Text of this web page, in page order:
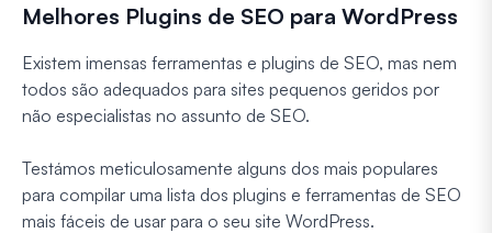
Melhores Plugins de SEO para WordPress
Existem imensas ferramentas e plugins de SEO, mas nem
todos são adequados para sites pequenos geridos por
não especialistas no assunto de SEO.
Testámos meticulosamente alguns dos mais populares
para compilar uma lista dos plugins e ferramentas de SEO
mais fáceis de usar para o seu site WordPress.